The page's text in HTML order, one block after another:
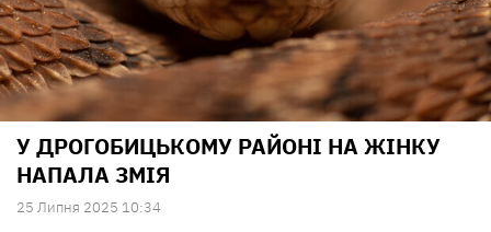
У ДРОГОБИЦЬКОМУ РАЙОНІ НА ЖІНКУ
НАПАЛА ЗМІЯ
25 Липня 2025 10:34